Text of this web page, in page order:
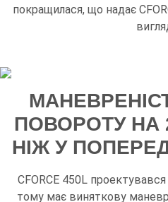
покращилася, що надає
ПОВОРОТУ НА
НІЖ У
CFORCE 450L
тому має виняткову